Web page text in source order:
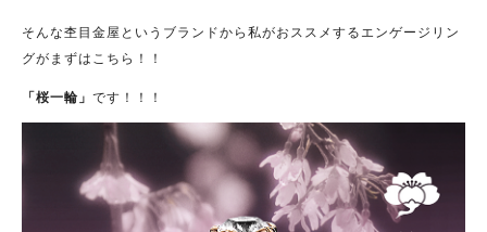
そんな杢目金屋というブランドから私がおススメするエンゲージリン
グがまずはこちら！！
「桜一輪」 です！！！